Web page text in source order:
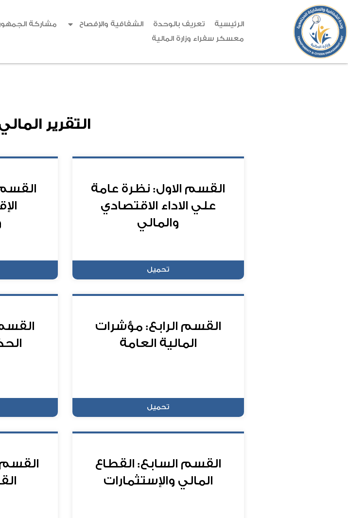
الرئيسية تعريف بالوحدة الشفافية والإفصاح مشاركة الجمهور
معسكر سفراء وزارة المالية
التقرير
القسم الاول: نظرة عامة
علي الاداء الاقتصادي
والمالي
تحميل
القسم الرابع: مؤشرات
المالية العامة
تحميل
القسم السابع: القطاع
المالي والإستثمارات